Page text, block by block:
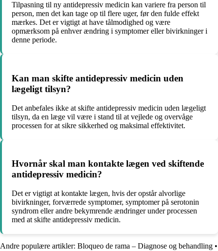
Tilpasning til ny antidepressiv medicin kan variere fra person til
person, men det kan tage op til flere uger, før den fulde effekt
mærkes. Det er vigtigt at have tålmodighed og være
opmærksom på enhver ændring i symptomer eller bivirkninger i
denne periode.
Kan man skifte antidepressiv medicin uden
lægeligt tilsyn?
Det anbefales ikke at skifte antidepressiv medicin uden lægeligt
tilsyn, da en læge vil være i stand til at vejlede og overvåge
processen for at sikre sikkerhed og maksimal effektivitet.
Hvornår skal man kontakte lægen ved skiftende
antidepressiv medicin?
Det er vigtigt at kontakte lægen, hvis der opstår alvorlige
bivirkninger, forværrede symptomer, symptomer på serotonin
syndrom eller andre bekymrende ændringer under processen
med at skifte antidepressiv medicin.
Andre populære artikler: Bloqueo de rama – Diagnose og behandling •